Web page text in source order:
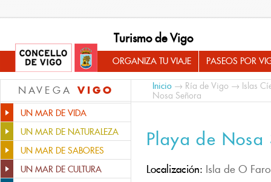
Turismo de Vigo
ORGANIZA TU VIAJE PASEOS POR
NAVEGA VIGO
UN MAR DE VIDA
UN MAR DE NATURALEZA
UN MAR DE SABORES
UN MAR DE CULTURA
Inicio → Ría de Vigo → Islas
Nosa Señora
Playa de Nosa
Localización: Isla de O Faro